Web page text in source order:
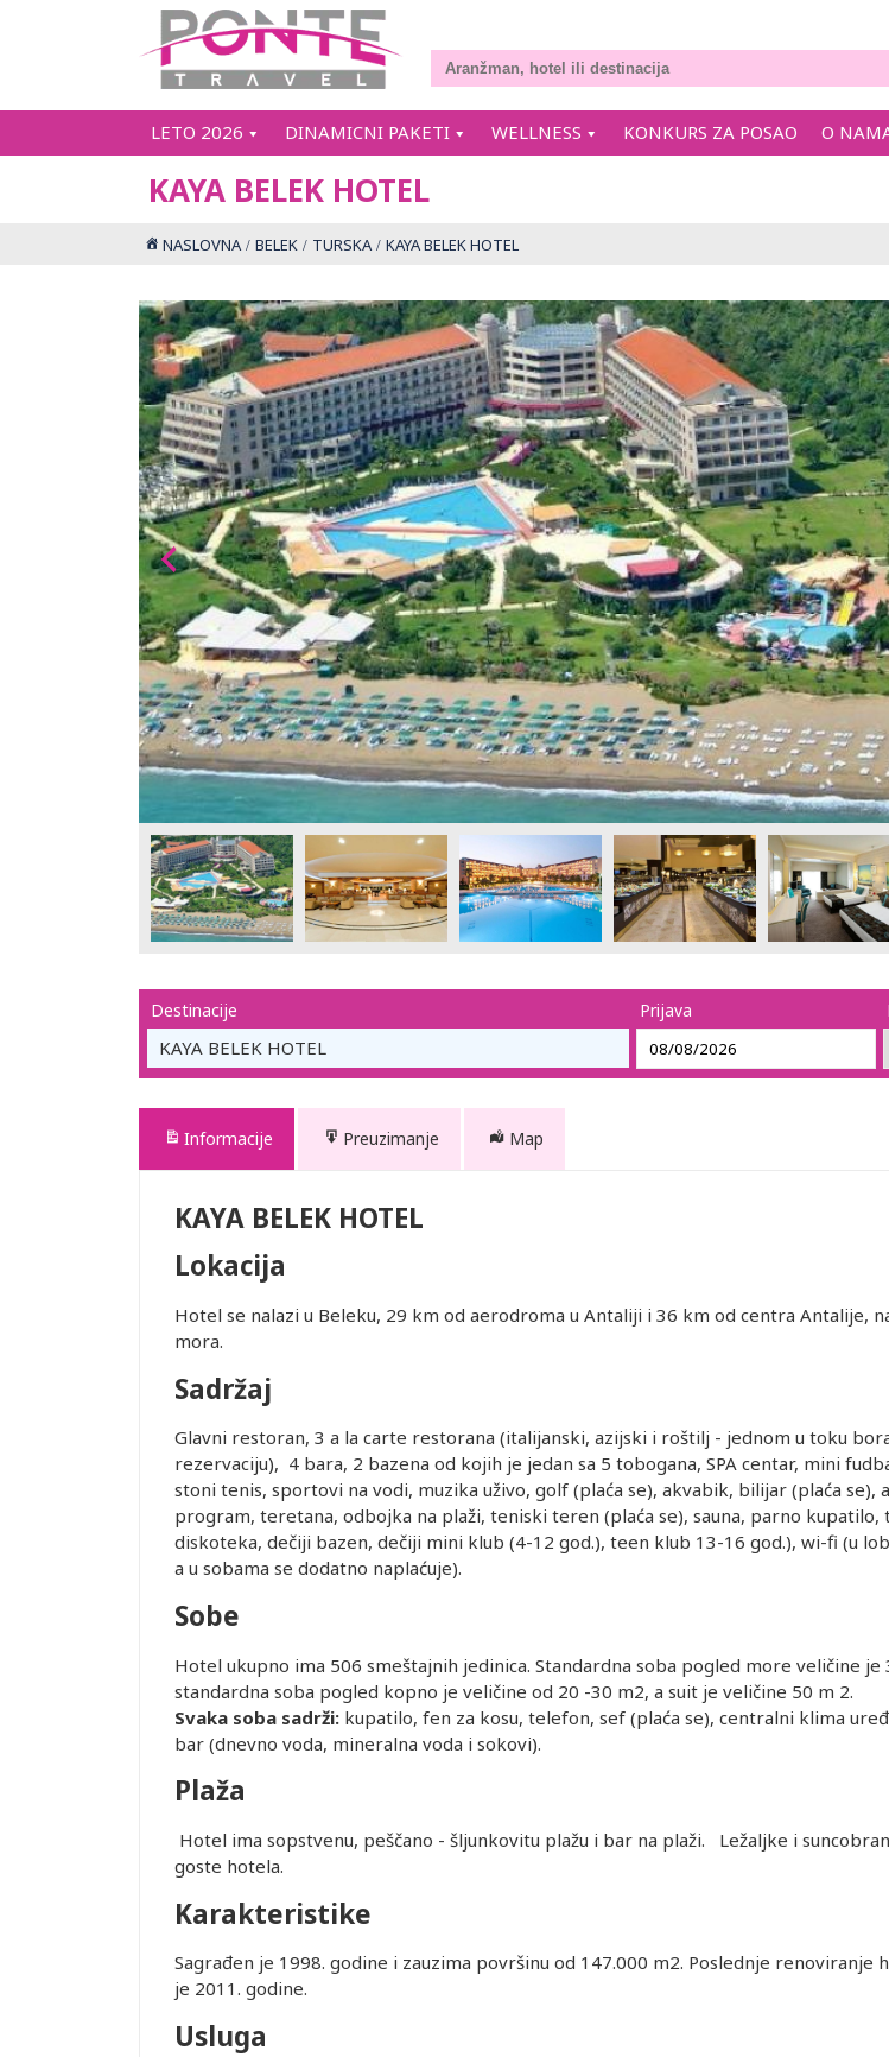
LETO 2026 DINAMICNI PAKETI WELLNESS KONKURS ZA POSAO O
KAYA BELEK HOTEL
NASLOVNA BELEK TURSKA KAYA BELEK HOTEL
Destinacije
KAYA BELEK HOTEL
Prijava
Informacije Preuzimanje Map
KAYA BELEK HOTEL
Lokacija
Hotel se nalazi u Beleku, 29 km od aerodroma u Antaliji i 36 km od centra Antalije,
mora.
Sadržaj
Glavni restoran, 3 a la carte restorana (italijanski, azijski i roštilj - jednom u toku
rezervaciju), 4 bara, 2 bazena od kojih je jedan sa 5 tobogana, SPA centar, mini
stoni tenis, sportovi na vodi, muzika uživo, golf (plaća se), akvabik, bilijar (plaća se),
program, teretana, odbojka na plaži, teniski teren (plaća se), sauna, parno kupatilo,
diskoteka, dečiji bazen, dečiji mini klub (4-12 god.), teen klub 13-16 god.), wi-fi (u
a u sobama se dodatno naplaćuje).
Sobe
Hotel ukupno ima 506 smeštajnih jedinica. Standardna soba pogled more veličine je
standardna soba pogled kopno je veličine od 20 -30 m2, a suit je veličine 50 m 2.
Svaka soba sadrži: kupatilo, fen za kosu, telefon, sef (plaća se), centralni klima
bar (dnevno voda, mineralna voda i sokovi).
Plaža
Hotel ima sopstvenu, peščano - šljunkovitu plažu i bar na plaži. Ležaljke i
goste hotela.
Karakteristike
Sagrađen je 1998. godine i zauzima površinu od 147.000 m2. Poslednje renoviranje
je 2011. godine.
Usluga